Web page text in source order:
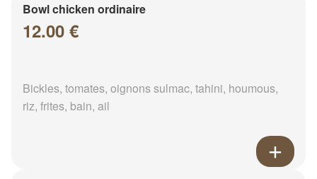
Bowl chicken ordinaire
12.00 €
Bickles, tomates, oignons sulmac, tahini, houmous,
riz, frites, bain, ail